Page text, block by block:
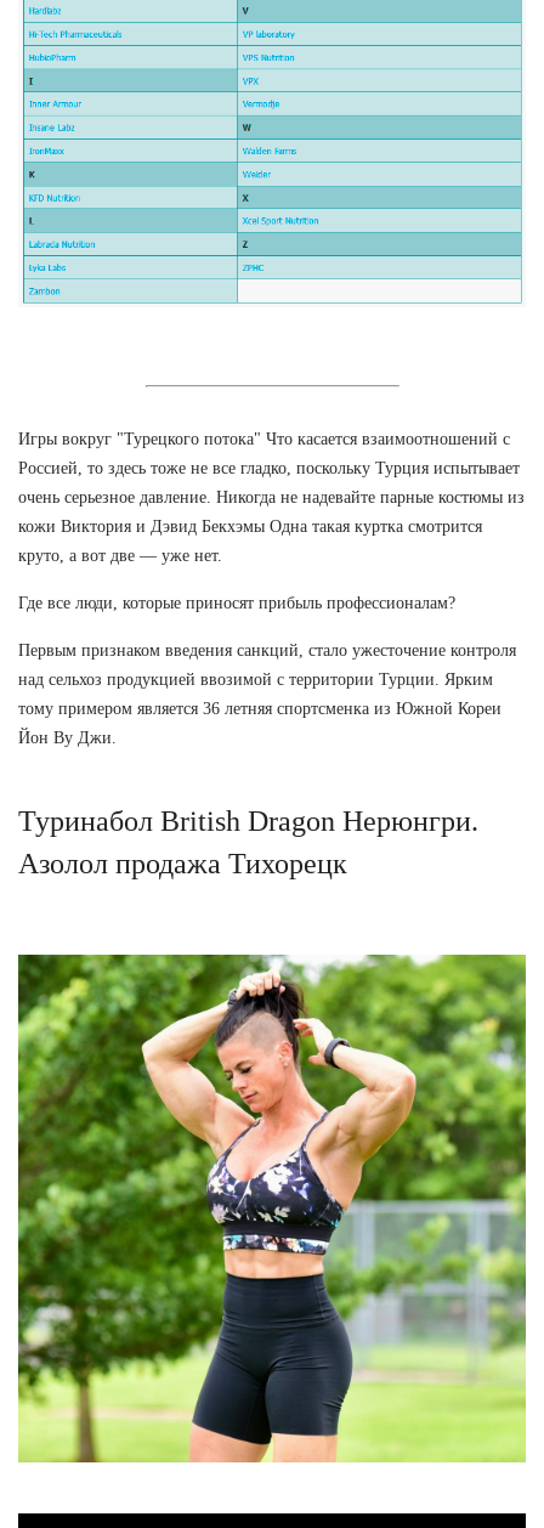
Игры вокруг "Турецкого потока" Что касается взаимоотношений с
Россией, то здесь тоже не все гладко, поскольку Турция испытывает
очень серьезное давление. Никогда не надевайте парные костюмы из
кожи Виктория и Дэвид Бекхэмы Одна такая куртка смотрится
круто, а вот две — уже нет.
Где все люди, которые приносят прибыль профессионалам?
Первым признаком введения санкций, стало ужесточение контроля
над сельхоз продукцией ввозимой с территории Турции. Ярким
тому примером является 36 летняя спортсменка из Южной Кореи
Йон Ву Джи.
Туринабол British Dragon Нерюнгри.
Азолол продажа Тихорецк